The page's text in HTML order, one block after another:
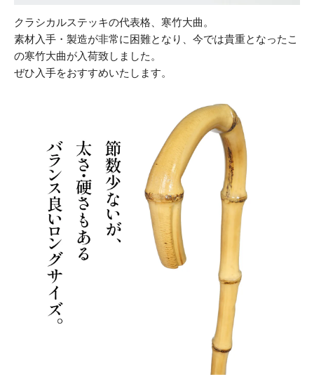
クラシカルステッキの代表格、寒竹大曲。
素材入手・製造が非常に困難となり、今では貴重となったこ
の寒竹大曲が入荷致しました。
ぜひ入手をおすすめいたします。